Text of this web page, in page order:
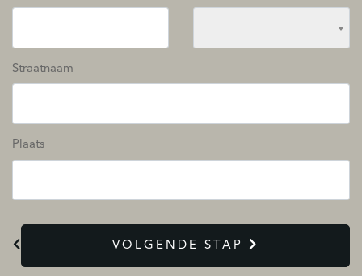
Straatnaam
Plaats
VOLGENDE STAP